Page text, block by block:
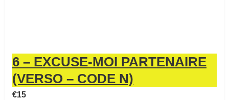
6 – EXCUSE-MOI PARTENAIRE
(VERSO – CODE N)
€15